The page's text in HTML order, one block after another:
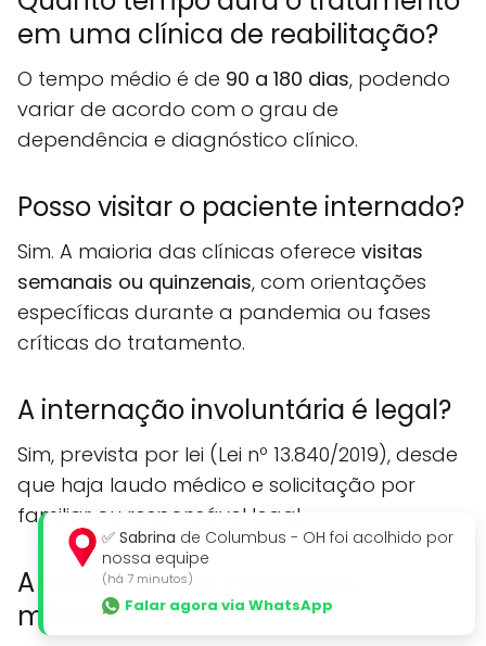
em uma clínica de reabilitação?
O tempo médio é de 90 a 180 dias, podendo
variar de acordo com o grau de
dependência e diagnóstico clínico.
Posso visitar o paciente internado?
Sim. A maioria das clínicas oferece visitas
semanais ou quinzenais, com orientações
específicas durante a pandemia ou fases
críticas do tratamento.
A internação involuntária é legal?
Sim, prevista por lei (Lei nº 13.840/2019), desde
que haja laudo médico e solicitação por
familiar ou responsável legal.
A clínica aceita convênios
médicos?
✅ Sabrina de Columbus - OH foi acolhido por
nossa equipe
(há 7 minutos)
Falar agora via WhatsApp